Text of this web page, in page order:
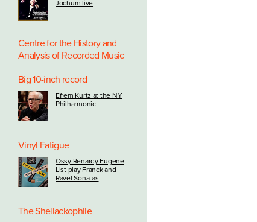
Jochum live
Centre for the History and
Analysis of Recorded Music
Big 10-inch record
Efrem Kurtz at the NY
Philharmonic
Vinyl Fatigue
Ossy Renardy Eugene
LIst play Franck and
Ravel Sonatas
The Shellackophile